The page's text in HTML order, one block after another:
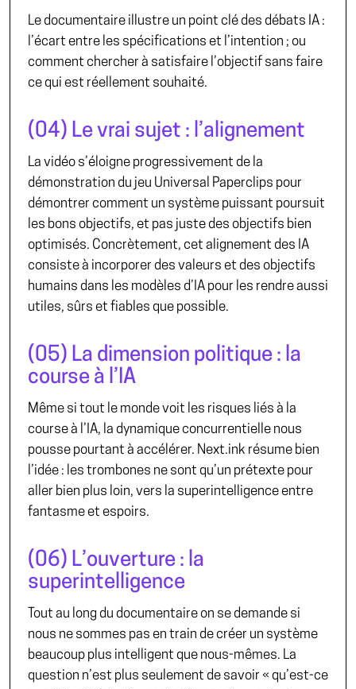
Le documentaire illustre un point clé des débats IA :
l’écart entre les spécifications et l’intention ; ou
comment chercher à satisfaire l’objectif sans faire
ce qui est réellement souhaité.
(04) Le vrai sujet : l’alignement
La vidéo s’éloigne progressivement de la
démonstration du jeu Universal Paperclips pour
démontrer comment un système puissant poursuit
les bons objectifs, et pas juste des objectifs bien
optimisés. Concrètement, cet alignement des IA
consiste à incorporer des valeurs et des objectifs
humains dans les modèles d’IA pour les rendre aussi
utiles, sûrs et fiables que possible.
(05) La dimension politique : la
course à l’IA
Même si tout le monde voit les risques liés à la
course à l’IA, la dynamique concurrentielle nous
pousse pourtant à accélérer. Next.ink résume bien
l’idée : les trombones ne sont qu’un prétexte pour
aller bien plus loin, vers la superintelligence entre
fantasme et espoirs.
(06) L’ouverture : la
superintelligence
Tout au long du documentaire on se demande si
nous ne sommes pas en train de créer un système
beaucoup plus intelligent que nous-mêmes. La
question n’est plus seulement de savoir « qu’est-ce